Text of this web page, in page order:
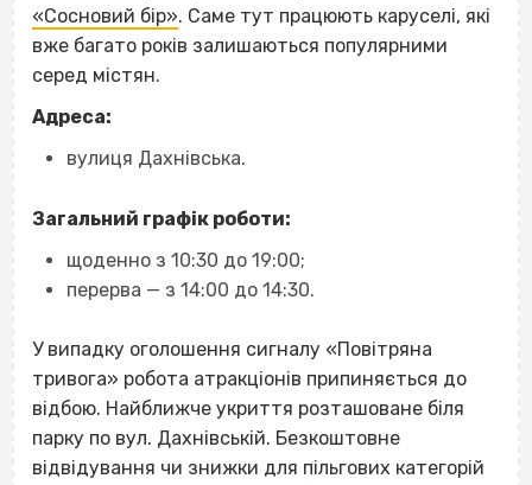
«Сосновий бір». Саме тут працюють каруселі, які
вже багато років залишаються популярними
серед містян.
Адреса:
вулиця Дахнівська.
Загальний графік роботи:
щоденно з 10:30 до 19:00;
перерва — з 14:00 до 14:30.
У випадку оголошення сигналу «Повітряна
тривога» робота атракціонів припиняється до
відбою. Найближче укриття розташоване біля
парку по вул. Дахнівській. Безкоштовне
відвідування чи знижки для пільгових категорій